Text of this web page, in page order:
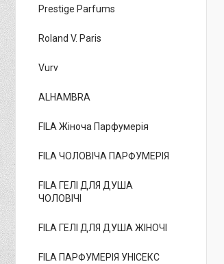
Prestige Parfums
Roland V. Paris
Vurv
ALHAMBRA
FILA Жіноча Парфумерія
FILA ЧОЛОВІЧА ПАРФУМЕРІЯ
FILA ГЕЛІ ДЛЯ ДУША
ЧОЛОВІЧІ
FILA ГЕЛІ ДЛЯ ДУША ЖІНОЧІ
FILA ПАРФУМЕРІЯ УНІСЕКС